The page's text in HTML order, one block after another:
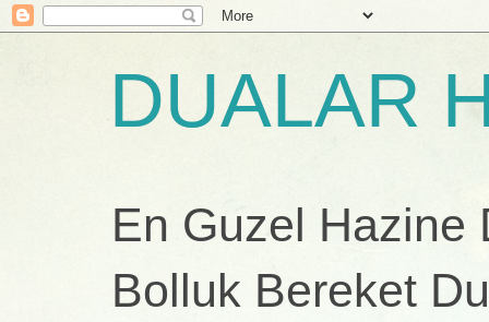
DUALAR
En Guzel Hazine
Bolluk Bereket